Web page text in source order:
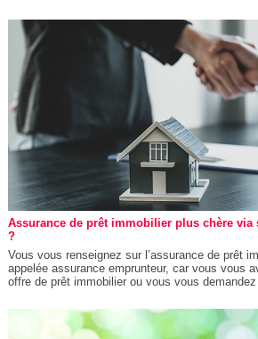
Assurance de prêt immobilier plus chère via
?
Vous vous renseignez sur l’assurance de prêt
appelée assurance emprunteur, car vous vous
offre de prêt immobilier ou vous vous demandez